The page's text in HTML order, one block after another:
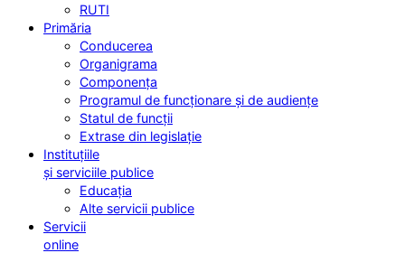
RUTI
Primăria
Conducerea
Organigrama
Componența
Programul de funcționare și de audiențe
Statul de funcții
Extrase din legislație
Instituțiile
și serviciile publice
Educația
Alte servicii publice
Servicii
online